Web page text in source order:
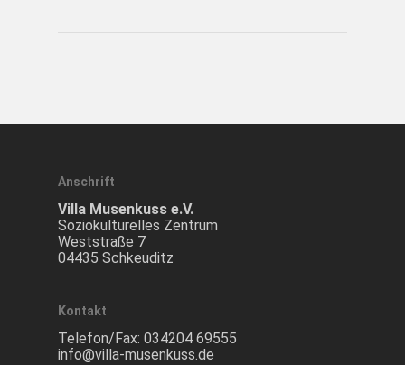
Anschrift
Villa Musenkuss e.V.
Soziokulturelles Zentrum
Weststraße 7
04435 Schkeuditz
Kontakt
Telefon/Fax: 034204 69555
info@villa-musenkuss.de